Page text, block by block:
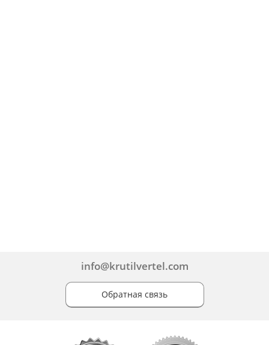
info@krutilvertel.com
Обратная связь